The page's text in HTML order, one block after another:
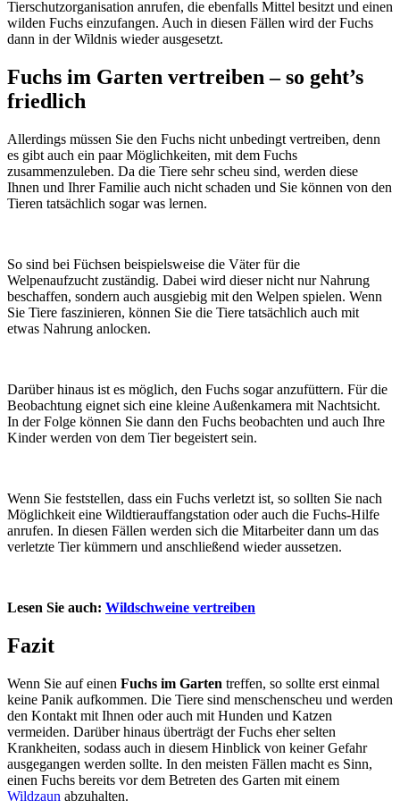
Tierschutzorganisation anrufen, die ebenfalls Mittel besitzt und einen
wilden Fuchs einzufangen. Auch in diesen Fällen wird der Fuchs
dann in der Wildnis wieder ausgesetzt.
Fuchs im Garten vertreiben – so geht’s
friedlich
Allerdings müssen Sie den Fuchs nicht unbedingt vertreiben, denn
es gibt auch ein paar Möglichkeiten, mit dem Fuchs
zusammenzuleben. Da die Tiere sehr scheu sind, werden diese
Ihnen und Ihrer Familie auch nicht schaden und Sie können von den
Tieren tatsächlich sogar was lernen.
So sind bei Füchsen beispielsweise die Väter für die
Welpenaufzucht zuständig. Dabei wird dieser nicht nur Nahrung
beschaffen, sondern auch ausgiebig mit den Welpen spielen. Wenn
Sie Tiere faszinieren, können Sie die Tiere tatsächlich auch mit
etwas Nahrung anlocken.
Darüber hinaus ist es möglich, den Fuchs sogar anzufüttern. Für die
Beobachtung eignet sich eine kleine Außenkamera mit Nachtsicht.
In der Folge können Sie dann den Fuchs beobachten und auch Ihre
Kinder werden von dem Tier begeistert sein.
Wenn Sie feststellen, dass ein Fuchs verletzt ist, so sollten Sie nach
Möglichkeit eine Wildtierauffangstation oder auch die Fuchs-Hilfe
anrufen. In diesen Fällen werden sich die Mitarbeiter dann um das
verletzte Tier kümmern und anschließend wieder aussetzen.
Lesen Sie auch: Wildschweine vertreiben
Fazit
Wenn Sie auf einen Fuchs im Garten treffen, so sollte erst einmal
keine Panik aufkommen. Die Tiere sind menschenscheu und werden
den Kontakt mit Ihnen oder auch mit Hunden und Katzen
vermeiden. Darüber hinaus überträgt der Fuchs eher selten
Krankheiten, sodass auch in diesem Hinblick von keiner Gefahr
ausgegangen werden sollte. In den meisten Fällen macht es Sinn,
einen Fuchs bereits vor dem Betreten des Garten mit einem
Wildzaun abzuhalten.